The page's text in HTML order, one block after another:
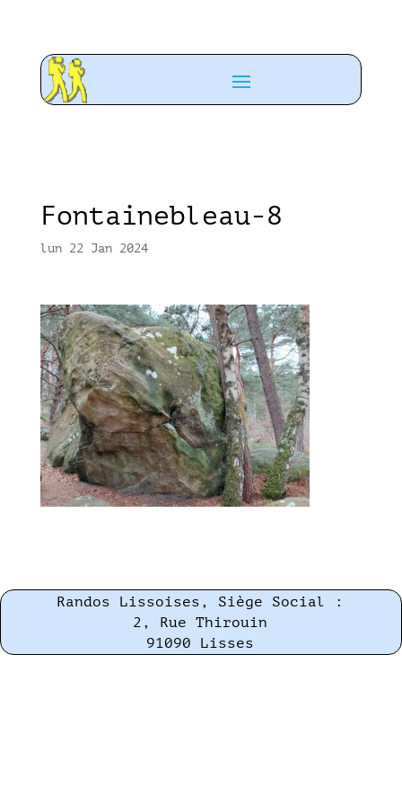
Fontainebleau-8
lun 22 Jan 2024
Randos Lissoises, Siège Social :
2, Rue Thirouin
91090 Lisses